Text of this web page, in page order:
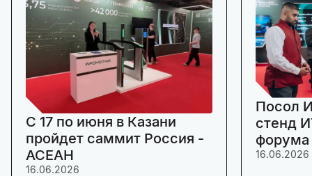
C 17 по июня в Казани
пройдет саммит Россия -
АСЕАН
16.06.2026
Посол
стенд
16.06.2026